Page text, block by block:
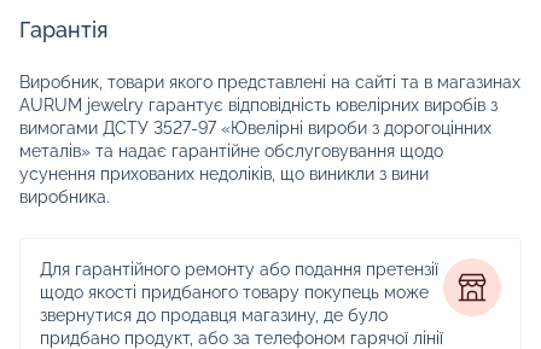
Гарантія
Виробник, товари якого представлені на сайті та в магазинах
AURUM jewelry гарантує відповідність ювелірних виробів з
вимогами ДСТУ 3527-97 «Ювелірні вироби з дорогоцінних
металів» та надає гарантійне обслуговування щодо
усунення прихованих недоліків, що виникли з вини
виробника.
Для гарантійного ремонту або подання претензії
щодо якості придбаного товару покупець може
звернутися до продавця магазину, де було
придбано продукт, або за телефоном гарячої лінії